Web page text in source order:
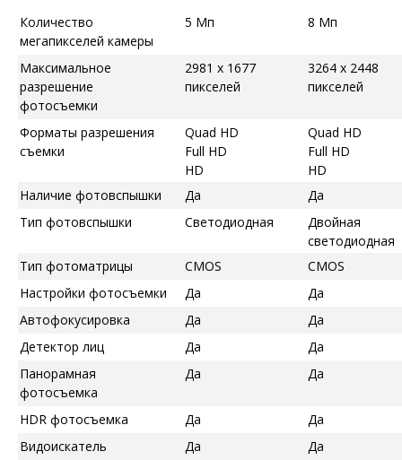
Количество
мегапикселей камеры
5 Мп 8 Мп
Максимальное
разрешение
фотосъемки
2981 x 1677
пикселей
3264 x 2448
пикселей
Форматы разрешения
съемки
Quad HD
Full HD
HD
Quad HD
Full HD
HD
Наличие фотовспышки
Да
Да
Тип фотовспышки
Светодиодная
Двойная
светодиодная
Тип фотоматрицы
CMOS
CMOS
Настройки фотосъемки
Да
Да
Автофокусировка
Да
Да
Детектор лиц
Да
Да
Панорамная
фотосъемка
Да Да
HDR фотосъемка Да
Да
Видоискатель
Да
Да